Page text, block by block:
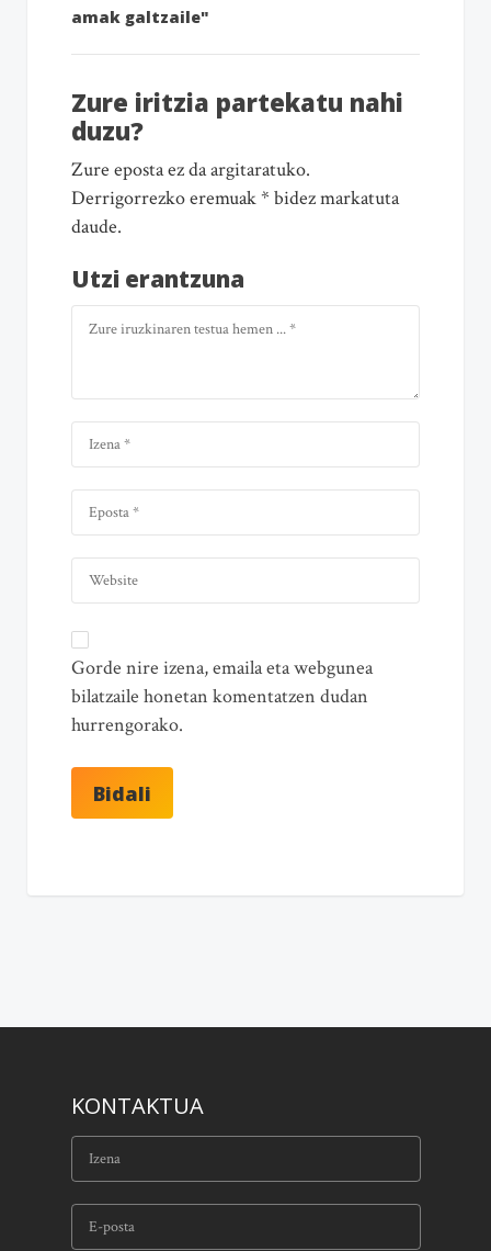
amak galtzaile"
Zure iritzia partekatu nahi
duzu?
Zure eposta ez da argitaratuko.
Derrigorrezko eremuak * bidez markatuta
daude.
Utzi erantzuna
Gorde nire izena, emaila eta webgunea
bilatzaile honetan komentatzen dudan
hurrengorako.
KONTAKTUA